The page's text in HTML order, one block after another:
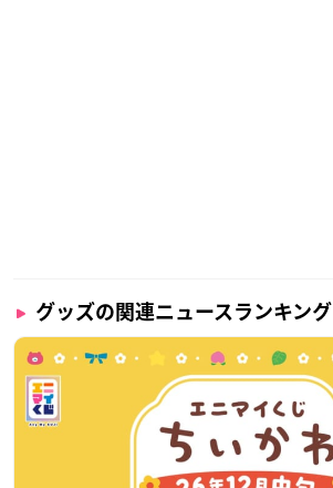
グッズの関連ニュースランキング